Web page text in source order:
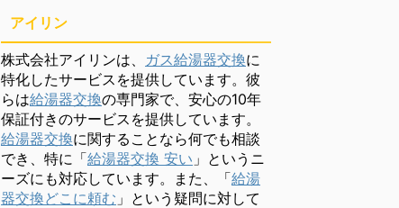
アイリン
株式会社アイリンは、 ガス給湯器交換に
特化したサービスを提供しています。彼
らは給湯器交換の専門家で、安心の10年
保証付きのサービスを提供しています。
給湯器交換に関することなら何でも相談
でき、特に「給湯器交換 安い 」というニ
ーズにも対応しています。また、「給湯
器交換どこに頼む 」という疑問に対して